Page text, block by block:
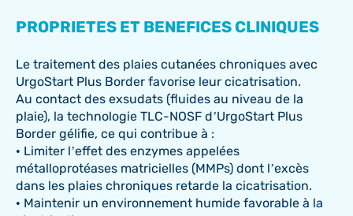
PROPRIETES ET BENEFICES CLINIQUES
Le traitement des plaies cutanées chroniques avec
UrgoStart Plus Border favorise leur cicatrisation.
Au contact des exsudats (fluides au niveau de la
plaie), la technologie TLC-NOSF d’UrgoStart Plus
Border gélifie, ce qui contribue à :
• Limiter l’effet des enzymes appelées
métalloprotéases matricielles (MMPs) dont l’excès
dans les plaies chroniques retarde la cicatrisation.
• Maintenir un environnement humide favorable à la